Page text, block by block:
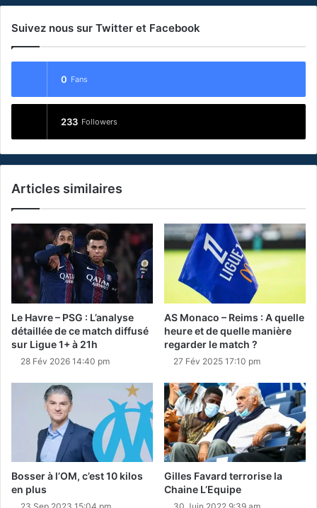
Suivez nous sur Twitter et Facebook
0 Fans
233 Followers
Articles similaires
Le Havre – PSG : L’analyse
détaillée de ce match diffusé
sur Ligue 1+ à 21h
28 Fév 2026 14:40 pm
AS Monaco – Reims : A quelle
heure et de quelle manière
regarder le match ?
27 Fév 2025 17:10 pm
Bosser à l’OM, c’est 10 kilos
en plus
Gilles Favard terrorise la
Chaine L’Equipe